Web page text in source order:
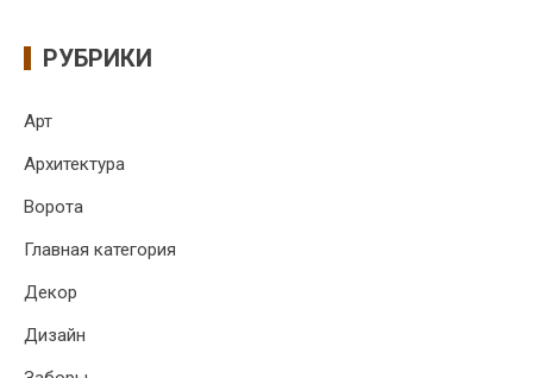
РУБРИКИ
Арт
Архитектура
Ворота
Главная категория
Декор
Дизайн